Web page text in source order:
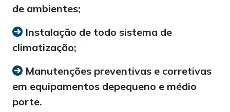
de ambientes;
Instalação de todo sistema de
climatização;
Manutenções preventivas e corretivas
em equipamentos depequeno e médio
porte.